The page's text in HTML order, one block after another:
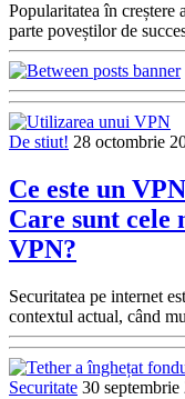
Popularitatea în creștere
parte poveștilor de
De stiut! 28 octombrie
Ce este un
Care sunt cele
VPN?
Securitatea pe internet
contextul actual, când
Securitate 30 septembrie